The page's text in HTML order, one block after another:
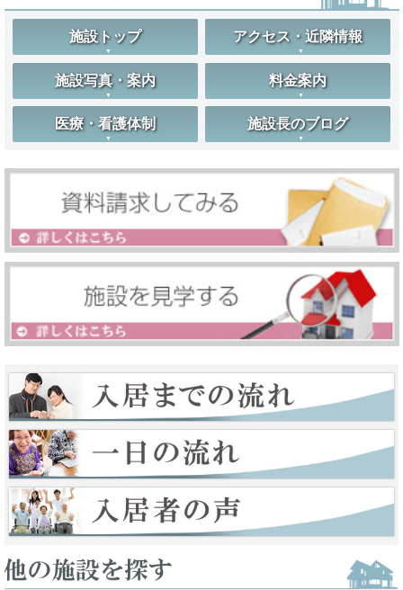
施設トップ アクセス・近隣情報
施設写真・案内 料金案内
医療・看護体制 施設長のブログ